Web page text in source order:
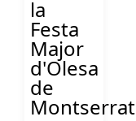
la
Festa
Major
d'Olesa
de
Montserrat